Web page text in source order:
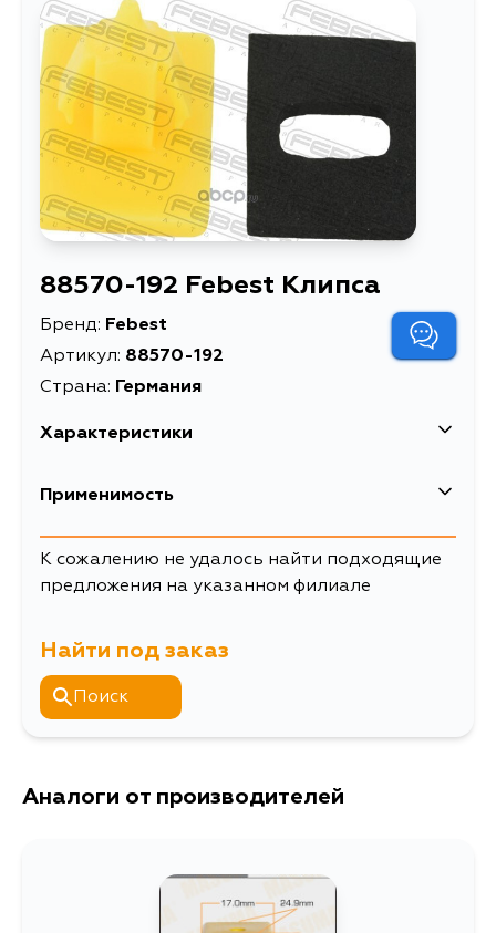
88570-192 Febest Клипса
Бренд: Febest
Артикул: 88570-192
Страна: Германия
Характеристики
EAN-13
Длина упаковки, мм 25
Описание
Ширина упаковки, мм
Применимость
К сожалению не удалось найти подходящие
предложения на указанном филиале
Найти под заказ
Поиск
Аналоги от производителей